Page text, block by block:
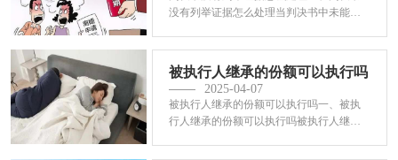
没有列举证据怎么处理当判决书中未能明
被执行人继承的份额可以执行吗
2025-04-07
被执行人继承的份额可以执行吗一、被执
行人继承的份额可以执行吗被执行人继承